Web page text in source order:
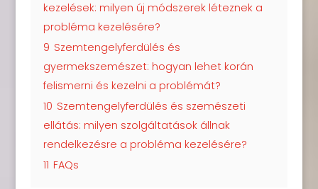
kezelések: milyen új módszerek léteznek a
probléma kezelésére?
9 Szemtengelyferdülés és
gyermekszemészet: hogyan lehet korán
felismerni és kezelni a problémát?
10 Szemtengelyferdülés és szemészeti
ellátás: milyen szolgáltatások állnak
rendelkezésre a probléma kezelésére?
11 FAQs